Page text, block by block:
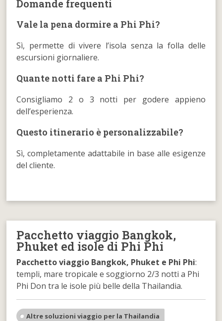
Domande frequenti
Vale la pena dormire a Phi Phi?
Sì, permette di vivere l’isola senza la folla delle
escursioni giornaliere.
Quante notti fare a Phi Phi?
Consigliamo 2 o 3 notti per godere appieno
dell’esperienza.
Questo itinerario è personalizzabile?
Sì, completamente adattabile in base alle esigenze
del cliente.
Pacchetto viaggio Bangkok,
Phuket ed isole di Phi Phi
Pacchetto viaggio Bangkok, Phuket e Phi Phi:
templi, mare tropicale e soggiorno 2/3 notti a Phi
Phi Don tra le isole più belle della Thailandia.
Altre soluzioni viaggio per la Thailandia